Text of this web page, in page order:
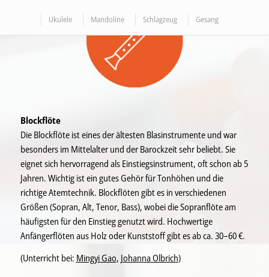
Ukulele Mandoline Schlagzeug Gesang
Blockflöte
Die Blockflöte ist eines der ältesten Blasinstrumente und war
besonders im Mittelalter und der Barockzeit sehr beliebt. Sie
eignet sich hervorragend als Einstiegsinstrument, oft schon ab 5
Jahren. Wichtig ist ein gutes Gehör für Tonhöhen und die
richtige Atemtechnik. Blockflöten gibt es in verschiedenen
Größen (Sopran, Alt, Tenor, Bass), wobei die Sopranflöte am
häufigsten für den Einstieg genutzt wird. Hochwertige
Anfängerflöten aus Holz oder Kunststoff gibt es ab ca. 30–60 €.
(Unterricht bei: Mingyi Gao, Johanna Olbrich)